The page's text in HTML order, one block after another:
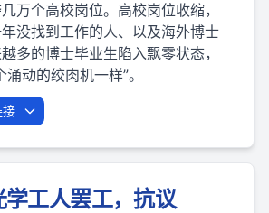
万个高校岗位。高校岗位收缩，
没找到工作的人、以及海外博士
多的博士毕业生陷入飘零状态，
动的绞肉机一样”。
接
工人罢工，抗议